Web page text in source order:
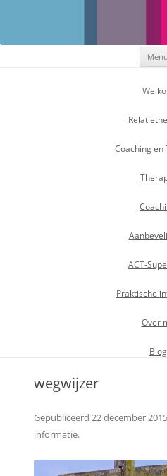
Menu
Coaching en
ACT-
Praktische
Over
Blog
wegwijzer
Gepubliceerd 22 december 2015
informatie.